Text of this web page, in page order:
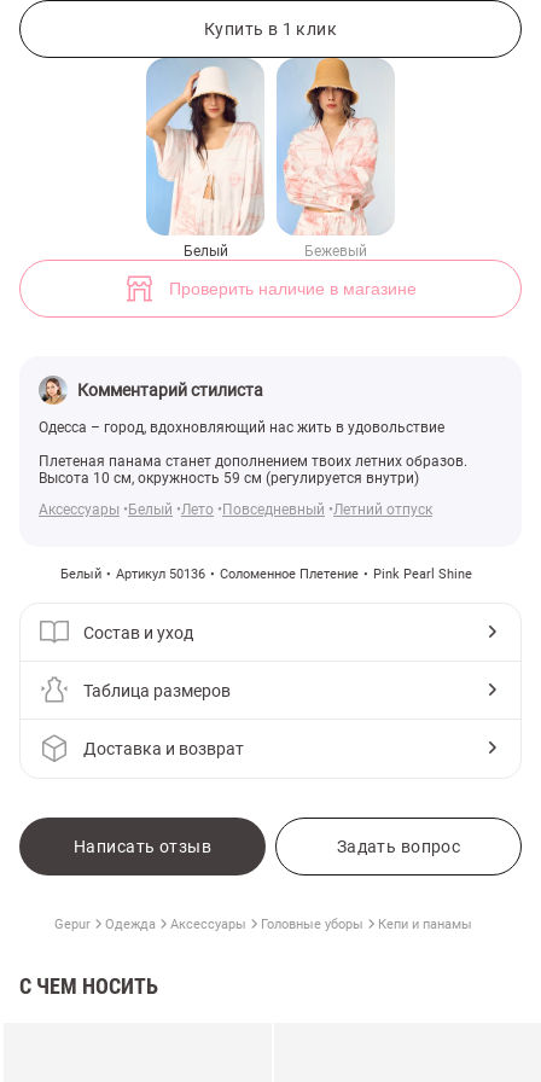
Купить в 1 клик
Белый Бежевый
Проверить наличие в магазине
Комментарий стилиста
Одесса – город, вдохновляющий нас жить в удовольствие
Плетеная панама станет дополнением твоих летних образов.
Высота 10 см, окружность 59 см (регулируется внутри)
Аксессуары
Белый Лето Повседневный Летний отпуск
Белый Артикул 50136 Соломенное Плетение Pink Pearl Shine
Состав и уход
Таблица размеров
Доставка и возврат
Написать отзыв Задать вопрос
Gepur Одежда Аксессуары Головные уборы Кепи и панамы
С ЧЕМ НОСИТЬ
Белая плетеная панама с декоративным краем (арт. 50136) ♡